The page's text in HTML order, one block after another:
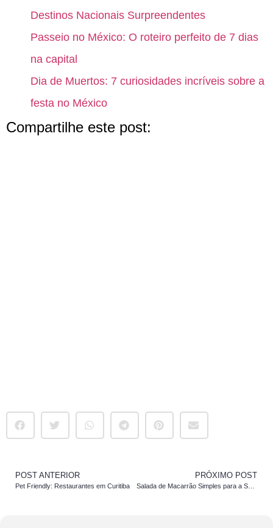
Destinos Nacionais Surpreendentes
Passeio no México: O roteiro perfeito de 7 dias
na capital
Dia de Muertos: 7 curiosidades incríveis sobre a
festa no México
Compartilhe este post:
POST ANTERIOR
Pet Friendly: Restaurantes em Curitiba
PRÓXIMO POST
Salada de Macarrão Simples para a Sua Viagem